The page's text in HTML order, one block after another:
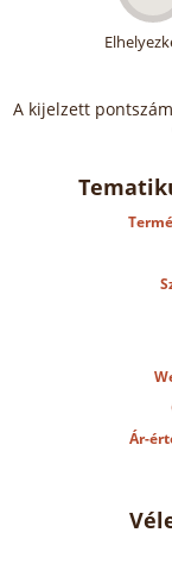
A kijelzett
Ár-